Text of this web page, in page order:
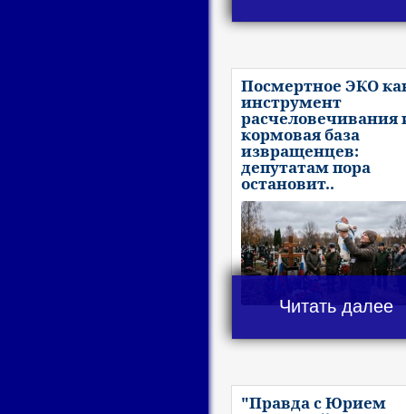
Посмертное ЭКО
инструмент
расчеловечивания
кормовая база
извращенцев:
депутатам пора
остановит..
Читать далее
"Правда с Юрием